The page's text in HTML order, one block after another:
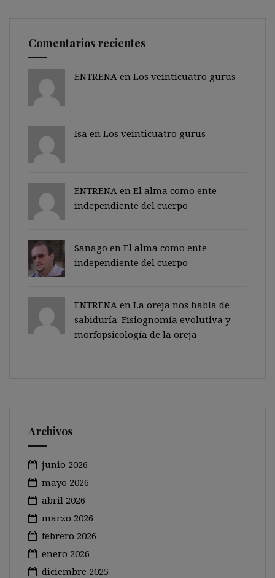
Comentarios recientes
ENTRENA en Los veinticuatro gurus
Isa en Los veinticuatro gurus
ENTRENA en El alma como ente
independiente del cuerpo
Sanago en El alma como ente
independiente del cuerpo
ENTRENA en La oreja nos habla de
sabiduría. Fisiognomía evolutiva y
morfopsicología de la oreja
Archivos
junio 2026
mayo 2026
abril 2026
marzo 2026
febrero 2026
enero 2026
diciembre 2025